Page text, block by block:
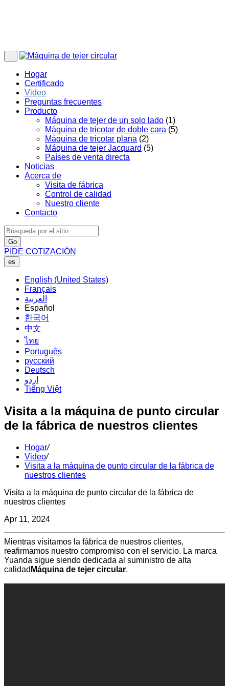
Hogar
Certificado
Video
Preguntas frecuentes
Producto
Máquina de tejer de un solo lado (1)
Máquina de tricotar de doble cara (5)
Máquina de tricotar plana (2)
Máquina de tejer Jacquard (5)
Países de venta directa
Noticias
Acerca de
Visita de fábrica
Control de calidad
Nuestro cliente
Contacto
Go
PIDE COTIZACIÓN
es
English (United States)
Français
العربية
Español
한국어
中文
ไทย
Português
русский
Deutsch
اردو
Tiếng Việt
Visita a la máquina de punto circular
de la fábrica de nuestros clientes
Hogar/
Video/
Visita a la máquina de punto circular de la fábrica de
nuestros clientes
Visita a la máquina de punto circular de la fábrica de
nuestros clientes
Apr 11, 2024
Mientras visitamos la fábrica de nuestros clientes,
reafirmamos nuestro compromiso con el servicio. La marca
Yuanda sigue siendo dedicada al suministro de alta
calidad Máquina de tejer circular.